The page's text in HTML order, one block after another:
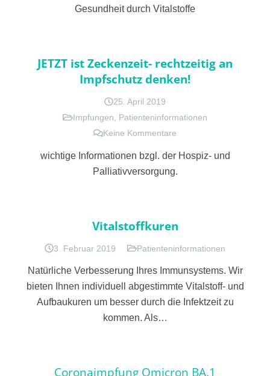
Gesundheit durch Vitalstoffe
JETZT ist Zeckenzeit- rechtzeitig an
Impfschutz denken!
25. April 2019
Impfungen, Patienteninformationen
Keine Kommentare
wichtige Informationen bzgl. der Hospiz- und
Palliativversorgung.
Vitalstoffkuren
3. Februar 2019 Patienteninformationen
Natürliche Verbesserung Ihres Immunsystems. Wir
bieten Ihnen individuell abgestimmte Vitalstoff- und
Aufbaukuren um besser durch die Infektzeit zu
kommen. Als…
Coronaimpfung Omicron BA.1